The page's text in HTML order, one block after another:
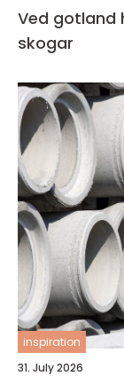
Ved gotland hållbar värme från öns egna
skogar
inspiration
31. July 2026